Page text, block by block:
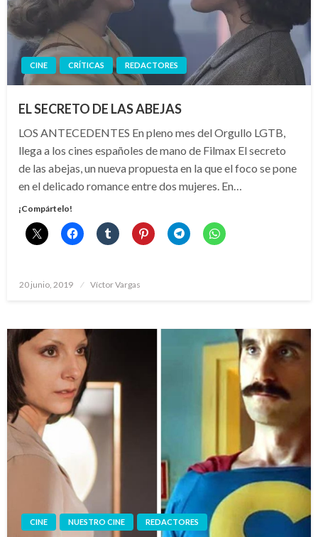
CINE CRÍTICAS REDACTORES
EL SECRETO DE LAS ABEJAS
LOS ANTECEDENTES En pleno mes del Orgullo LGTB,
llega a los cines españoles de mano de Filmax El secreto
de las abejas, un nueva propuesta en la que el foco se pone
en el delicado romance entre dos mujeres. En…
¡Compártelo!
Publicado
20 junio, 2019 Víctor Vargas
CINE NUESTRO CINE REDACTORES